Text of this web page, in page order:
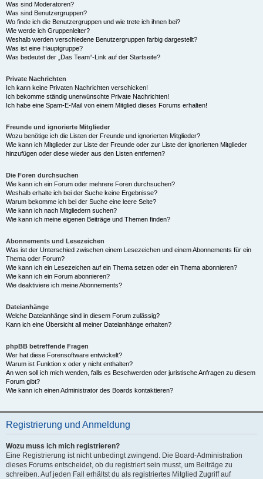
Was sind Moderatoren?
Was sind Benutzergruppen?
Wo finde ich die Benutzergruppen und wie trete ich ihnen bei?
Wie werde ich Gruppenleiter?
Weshalb werden verschiedene Benutzergruppen farbig dargestellt?
Was ist eine Hauptgruppe?
Was bedeutet der „Das Team“-Link auf der Startseite?
Private Nachrichten
Ich kann keine Privaten Nachrichten verschicken!
Ich bekomme ständig unerwünschte Private Nachrichten!
Ich habe eine Spam-E-Mail von einem Mitglied dieses Forums erhalten!
Freunde und ignorierte Mitglieder
Wozu benötige ich die Listen der Freunde und ignorierten Mitglieder?
Wie kann ich Mitglieder zur Liste der Freunde oder zur Liste der ignorierten Mitglieder
hinzufügen oder diese wieder aus den Listen entfernen?
Die Foren durchsuchen
Wie kann ich ein Forum oder mehrere Foren durchsuchen?
Weshalb erhalte ich bei der Suche keine Ergebnisse?
Warum bekomme ich bei der Suche eine leere Seite?
Wie kann ich nach Mitgliedern suchen?
Wie kann ich meine eigenen Beiträge und Themen finden?
Abonnements und Lesezeichen
Was ist der Unterschied zwischen einem Lesezeichen und einem Abonnements für ein
Thema oder Forum?
Wie kann ich ein Lesezeichen auf ein Thema setzen oder ein Thema abonnieren?
Wie kann ich ein Forum abonnieren?
Wie deaktiviere ich meine Abonnements?
Dateianhänge
Welche Dateianhänge sind in diesem Forum zulässig?
Kann ich eine Übersicht all meiner Dateianhänge erhalten?
phpBB betreffende Fragen
Wer hat diese Forensoftware entwickelt?
Warum ist Funktion x oder y nicht enthalten?
An wen soll ich mich wenden, falls es Beschwerden oder juristische Anfragen zu diesem
Forum gibt?
Wie kann ich einen Administrator des Boards kontaktieren?
Registrierung und Anmeldung
Wozu muss ich mich registrieren?
Eine Registrierung ist nicht unbedingt zwingend. Die Board-Administration
dieses Forums entscheidet, ob du registriert sein musst, um Beiträge zu
schreiben. Auf jeden Fall erhältst du als registriertes Mitglied Zugriff auf